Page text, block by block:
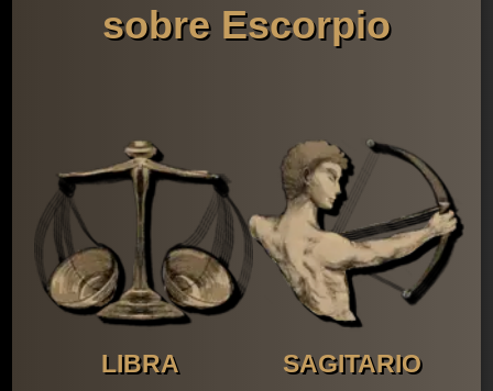
sobre Escorpio
LIBRA SAGITARIO